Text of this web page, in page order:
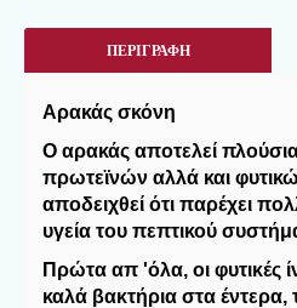
ΠΕΡΙΓΡΑΦΉ
Aρακάς σκόνη
Ο αρακάς αποτελεί
πρωτεϊνών αλλά και
αποδειχθεί ότι παρέχει
υγεία του πεπτικού
Πρώτα απ 'όλα, οι φυτικές
καλά βακτήρια στα έντερα,